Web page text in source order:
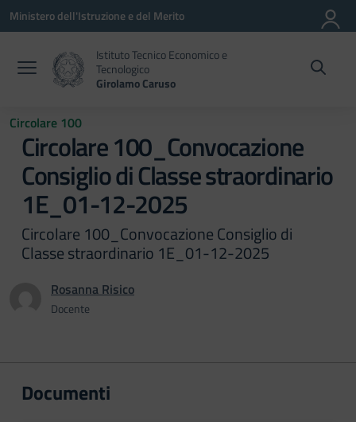
Vai ai contenuti
Vai al menu di navigazione
Vai al footer
Ministero dell'Istruzione e del Merito
Istituto Tecnico Economico e
Tecnologico
Girolamo Caruso
Circolare 100
Circolare 100_Convocazione
Consiglio di Classe straordinario
1E_01-12-2025
Circolare 100_Convocazione Consiglio di
Classe straordinario 1E_01-12-2025
Rosanna Risico
Docente
Documenti